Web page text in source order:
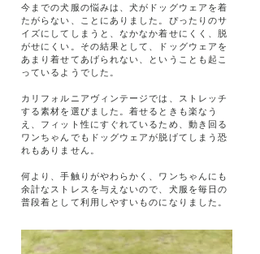
今までの犬服の悩みは、犬がドッグウェアを着
たがらない、ことにありました。ぴったりのサ
イズにしてしまうと、なかなか着せにくく、脱
がせにくい。その結果として、ドッグウェアを
あまり着せてあげられない、ということも起こ
っているようでした。
カリフォルニアヴィンテージでは、ストレッチ
する素材を選びました。着せるときも楽なう
え、フィット性にすぐれているため、動き回る
ワンちゃんでもドッグウェアが脱げてしまう恐
れもありません。
何より、手触りがやわらかく、ワンちゃんにも
余計なストレスを与えないので、犬服を毎日の
普段着として利用しやすいものになりました。